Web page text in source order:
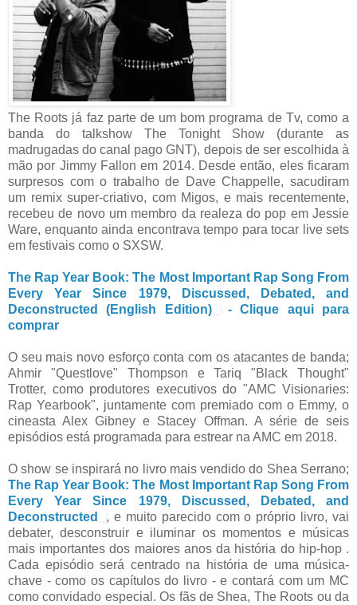
The Roots já faz parte de um bom programa de Tv, como a
banda do talkshow The Tonight Show (durante as
madrugadas do canal pago GNT), depois de ser escolhida à
mão por Jimmy Fallon em 2014. Desde então, eles ficaram
surpresos com o trabalho de Dave Chappelle, sacudiram
um remix super-criativo, com Migos, e mais recentemente,
recebeu de novo um membro da realeza do pop em Jessie
Ware, enquanto ainda encontrava tempo para tocar live sets
em festivais como o SXSW.
The Rap Year Book: The Most Important Rap Song From
Every Year Since 1979, Discussed, Debated, and
Deconstructed (English Edition)
- Clique aqui para
comprar
O seu mais novo esforço conta com os atacantes de banda;
Ahmir "Questlove" Thompson e Tariq "Black Thought"
Trotter, como produtores executivos do "AMC Visionaries:
Rap Yearbook", juntamente com premiado com o Emmy, o
cineasta Alex Gibney e Stacey Offman. A série de seis
episódios está programada para estrear na AMC em 2018.
O show se inspirará no livro mais vendido do Shea Serrano;
The Rap Year Book: The Most Important Rap Song From
Every Year Since 1979, Discussed, Debated, and
Deconstructed
, e muito parecido com o próprio livro, vai
debater, desconstruir e iluminar os momentos e músicas
mais importantes dos maiores anos da história do hip-hop .
Cada episódio será centrado na história de uma música-
chave - como os capítulos do livro - e contará com um MC
como convidado especial. Os fãs de Shea, The Roots ou da